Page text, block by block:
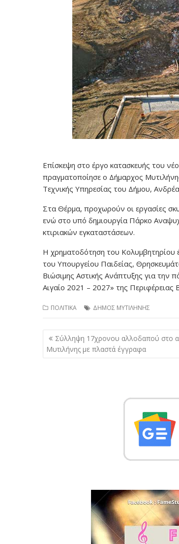
Επίσκεψη στο έργο κατασκευής του
πραγματοποίησε ο Δήμαρχος
Τεχνικής Υπηρεσίας του Δήμου,
Στα Θέρμα, προχωρούν οι εργασίες
ενώ στο υπό δημιουργία Πάρκο
κτιριακών εγκαταστάσεων.
Η χρηματοδότηση του Κολυμβητηρίου
του Υπουργείου Παιδείας,
Βιώσιμης Αστικής Ανάπτυξης για την
Αιγαίο 2021 – 2027» της Περιφέρειας
ΠΟΛΙΤΙΚΑ ΔΗΜΟΣ ΜΥΤΙΛΗΝΗΣ
Πλοήγηση
άρθρων
Σύλληψη 17χρονου αλλοδαπού στο
Μυτιλήνης με πλαστά έγγραφα